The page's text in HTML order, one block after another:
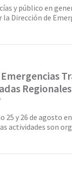
y público en
Dirección de
25 y 26 de agosto
actividades son